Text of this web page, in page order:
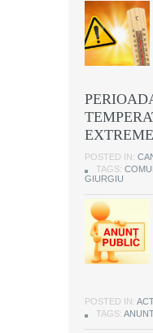
POSTED IN:
TAGS:
GIURGIU
POSTED IN:
TAGS: